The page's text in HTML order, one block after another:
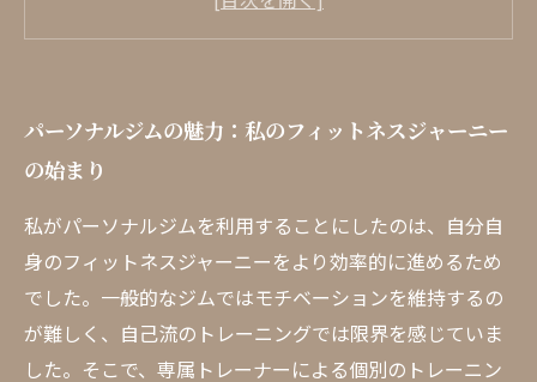
パーソナルジムでの成功事例：私の体験談
専門家が語る！パーソナルジムの真の効果とは
新しいライフスタイルを手に入れる：パーソナ
ルジムを利用するメリット
パーソナルジムの魅力：私のフィットネスジャーニー
の始まり
私がパーソナルジムを利用することにしたのは、自分自
身のフィットネスジャーニーをより効率的に進めるため
でした。一般的なジムではモチベーションを維持するの
が難しく、自己流のトレーニングでは限界を感じていま
した。そこで、専属トレーナーによる個別のトレーニン